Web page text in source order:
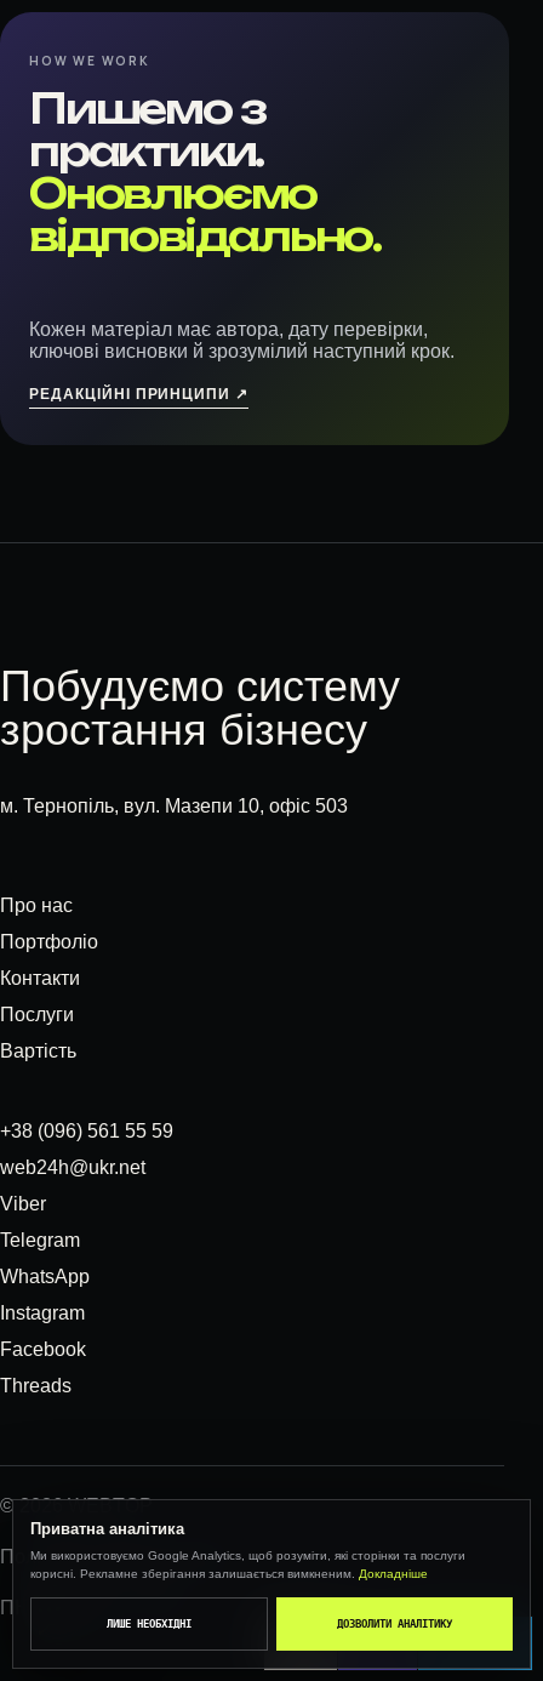
HOW WE WORK
Пишемо з
практики.
Оновлюємо
відповідально.
Кожен матеріал має автора, дату перевірки,
ключові висновки й зрозумілий наступний крок.
РЕДАКЦІЙНІ ПРИНЦИПИ ↗︎
Побудуємо систему
зростання бізнесу
м. Тернопіль, вул. Мазепи 10, офіс 503
Про нас
Портфоліо
Контакти
Послуги
Вартість
+38 (096) 561 55 59
web24h@ukr.net
Viber
Telegram
WhatsApp
Instagram
Facebook
Threads
© 2026 WEBTOP
Політика конфіденційності
ПН–ПТ · 09:00–18:00
Приватна аналітика
Ми використовуємо Google Analytics, щоб розуміти, які сторінки та послуги
корисні. Рекламне зберігання залишається вимкненим. Докладніше
ЛИШЕ НЕОБХІДНІ ДОЗВОЛИТИ АНАЛІТИКУ
×